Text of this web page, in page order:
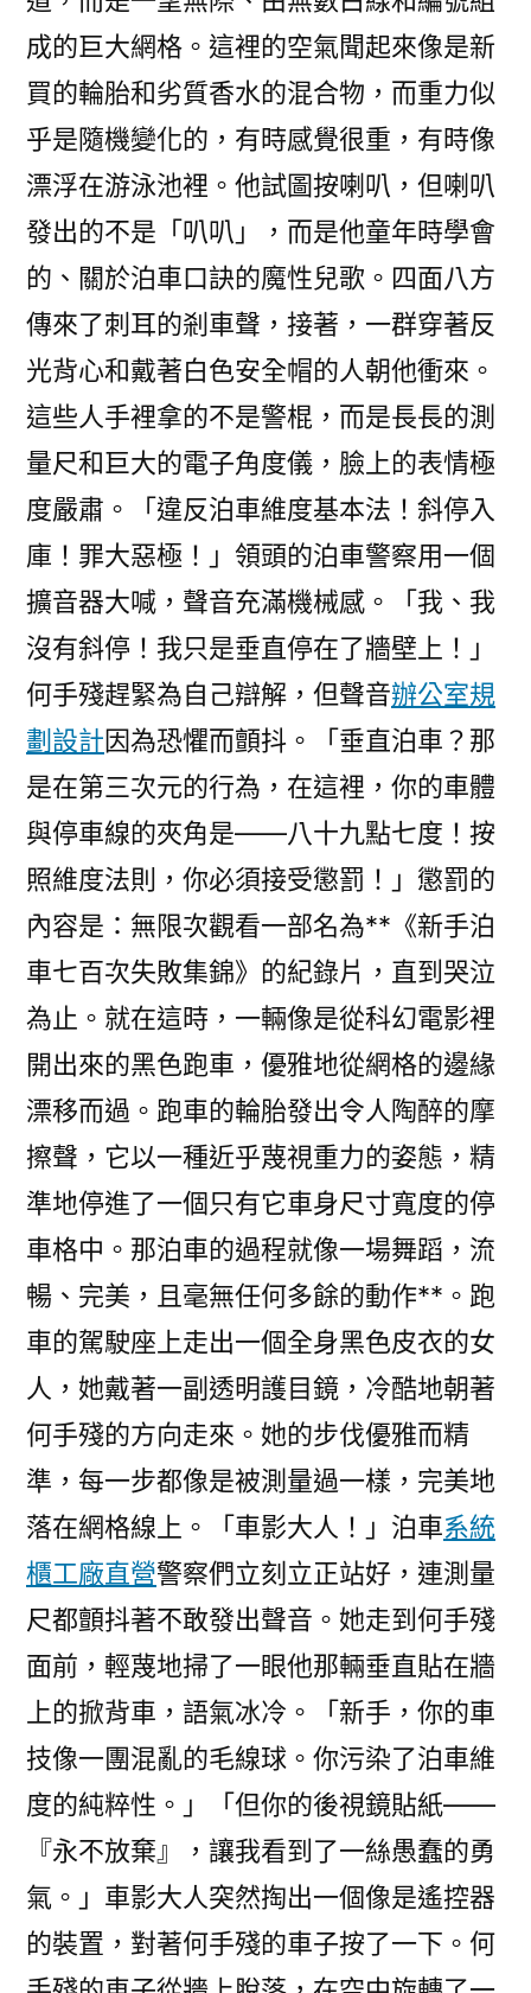
成的巨大網格。這裡的空氣聞起來像是新
買的輪胎和劣質香水的混合物，而重力似
乎是隨機變化的，有時感覺很重，有時像
漂浮在游泳池裡。他試圖按喇叭，但喇叭
發出的不是「叭叭」，而是他童年時學會
的、關於泊車口訣的魔性兒歌。四面八方
傳來了刺耳的剎車聲，接著，一群穿著反
光背心和戴著白色安全帽的人朝他衝來。
這些人手裡拿的不是警棍，而是長長的測
量尺和巨大的電子角度儀，臉上的表情極
度嚴肅。「違反泊車維度基本法！斜停入
庫！罪大惡極！」領頭的泊車警察用一個
擴音器大喊，聲音充滿機械感。「我、我
沒有斜停！我只是垂直停在了牆壁上！」
何手殘趕緊為自己辯解，但聲音辦公室規
劃設計因為恐懼而顫抖。「垂直泊車？那
是在第三次元的行為，在這裡，你的車體
與停車線的夾角是——八十九點七度！按
照維度法則，你必須接受懲罰！」懲罰的
內容是：無限次觀看一部名為**《新手泊
車七百次失敗集錦》的紀錄片，直到哭泣
為止。就在這時，一輛像是從科幻電影裡
開出來的黑色跑車，優雅地從網格的邊緣
漂移而過。跑車的輪胎發出令人陶醉的摩
擦聲，它以一種近乎蔑視重力的姿態，精
準地停進了一個只有它車身尺寸寬度的停
車格中。那泊車的過程就像一場舞蹈，流
暢、完美，且毫無任何多餘的動作**。跑
車的駕駛座上走出一個全身黑色皮衣的女
人，她戴著一副透明護目鏡，冷酷地朝著
何手殘的方向走來。她的步伐優雅而精
準，每一步都像是被測量過一樣，完美地
落在網格線上。「車影大人！」泊車系統
櫃工廠直營警察們立刻立正站好，連測量
尺都顫抖著不敢發出聲音。她走到何手殘
面前，輕蔑地掃了一眼他那輛垂直貼在牆
上的掀背車，語氣冰冷。「新手，你的車
技像一團混亂的毛線球。你污染了泊車維
度的純粹性。」「但你的後視鏡貼紙——
『永不放棄』，讓我看到了一絲愚蠢的勇
氣。」車影大人突然掏出一個像是遙控器
的裝置，對著何手殘的車子按了一下。何